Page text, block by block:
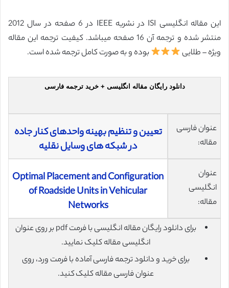
این مقاله انگلیسی ISI در نشریه IEEE در 6 صفحه در سال 2012
منتشر شده و ترجمه آن 16 صفحه میباشد. کیفیت ترجمه این مقاله
ویژه – طلایی
بوده و به صورت کامل ترجمه شده است.
دانلود رایگان مقاله انگلیسی + خرید ترجمه فارسی
عنوان فارسی
مقاله:
تعیین و تنظیم بهینه واحدهای کنار جاده
در شبکه های وسایل نقلیه
عنوان
انگلیسی
مقاله:
Optimal Placement and Configuration
of Roadside Units in Vehicular
Networks
برای دانلود رایگان مقاله انگلیسی با فرمت pdf بر روی عنوان
انگلیسی مقاله کلیک نمایید.
برای خرید و دانلود ترجمه فارسی آماده با فرمت ورد، روی
عنوان فارسی مقاله کلیک کنید.